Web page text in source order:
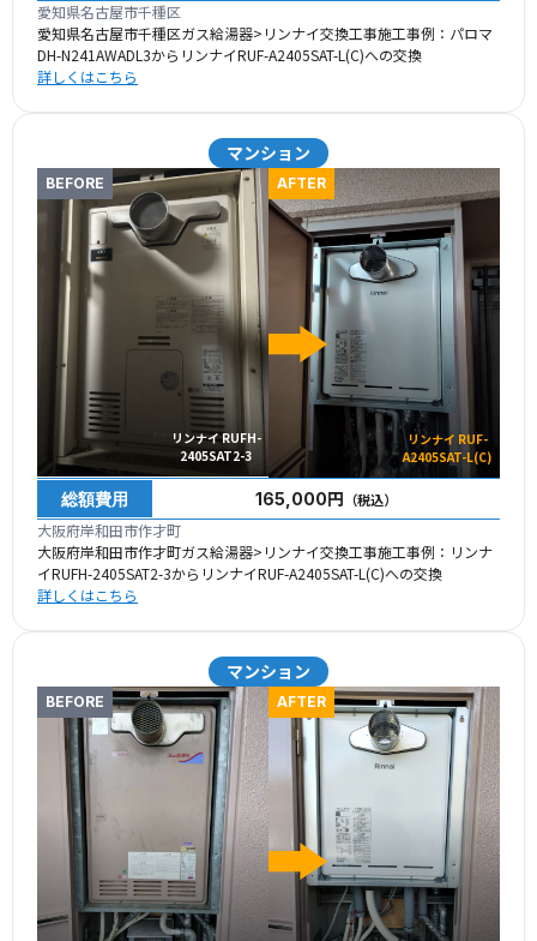
愛知県名古屋市千種区
愛知県名古屋市千種区ガス給湯器>リンナイ交換工事施工事例：パロマ
DH-N241AWADL3からリンナイRUF-A2405SAT-L(C)への交換
詳しくはこちら
マンション
BEFORE
リンナイ RUFH-
2405SAT2-3
AFTER
リンナイ RUF-
A2405SAT-L(C)
総額費用 165,000円 （税込）
大阪府岸和田市作才町
大阪府岸和田市作才町ガス給湯器>リンナイ交換工事施工事例：リンナ
イRUFH-2405SAT2-3からリンナイRUF-A2405SAT-L(C)への交換
詳しくはこちら
マンション
BEFORE AFTER